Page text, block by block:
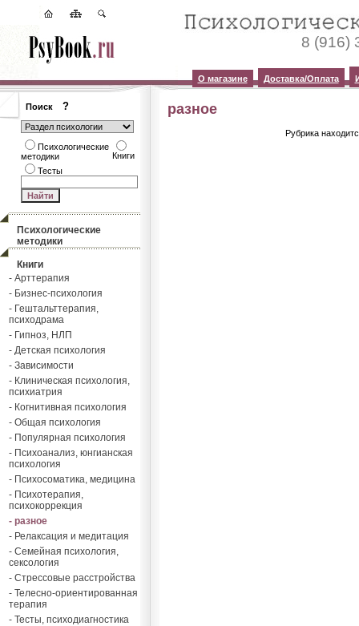
8 (916)
О магазине Доставка/Оплата
Поиск ?
Психологические
методики
Книги
Тесты
Психологические
методики
Книги
- Арттерапия
- Бизнес-психология
- Гештальттерапия,
психодрама
- Гипноз, НЛП
- Детская психология
- Зависимости
- Клиническая психология,
психиатрия
- Когнитивная психология
- Общая психология
- Популярная психология
- Психоанализ, юнгианская
психология
- Психосоматика, медицина
- Психотерапия,
психокоррекция
- разное
- Релаксация и медитация
- Семейная психология,
сексология
- Стрессовые расстройства
- Телесно-ориентированная
терапия
- Тесты, психодиагностика
разное
Рубрика